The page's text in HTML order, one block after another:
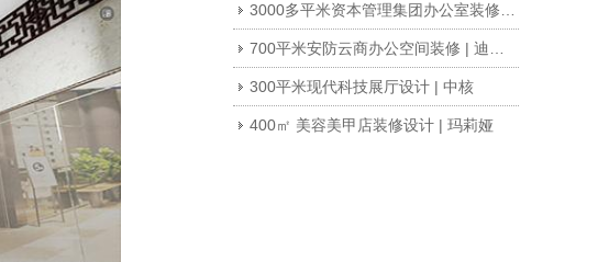
3000多平米资本管理集团办公室装修 | 新富资本
700平米安防云商办公空间装修 | 迪威乐云商
300平米现代科技展厅设计 | 中核
400㎡ 美容美甲店装修设计 | 玛莉娅